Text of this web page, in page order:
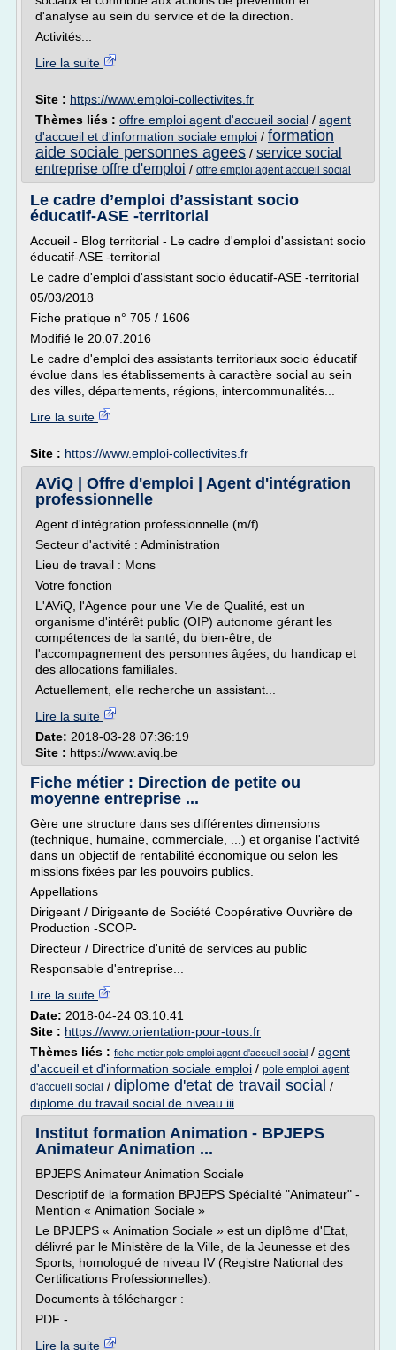
d'analyse au sein du service et de la direction.
Activités...
Lire la suite
Site : https://www.emploi-collectivites.fr
Thèmes liés : offre emploi agent d'accueil social / agent
d'accueil et d'information sociale emploi / formation
aide sociale personnes agees / service social
entreprise offre d'emploi / offre emploi agent accueil social
Le cadre d’emploi d’assistant socio
éducatif-ASE -territorial
Accueil - Blog territorial - Le cadre d'emploi d'assistant socio
éducatif-ASE -territorial
Le cadre d'emploi d'assistant socio éducatif-ASE -territorial
05/03/2018
Fiche pratique n° 705 / 1606
Modifié le 20.07.2016
Le cadre d'emploi des assistants territoriaux socio éducatif
évolue dans les établissements à caractère social au sein
des villes, départements, régions, intercommunalités...
Lire la suite
Site : https://www.emploi-collectivites.fr
AViQ | Offre d'emploi | Agent d'intégration
professionnelle
Agent d'intégration professionnelle (m/f)
Secteur d'activité : Administration
Lieu de travail : Mons
Votre fonction
L'AViQ, l'Agence pour une Vie de Qualité, est un
organisme d'intérêt public (OIP) autonome gérant les
compétences de la santé, du bien-être, de
l'accompagnement des personnes âgées, du handicap et
des allocations familiales.
Actuellement, elle recherche un assistant...
Lire la suite
Date: 2018-03-28 07:36:19
Site : https://www.aviq.be
Fiche métier : Direction de petite ou
moyenne entreprise ...
Gère une structure dans ses différentes dimensions
(technique, humaine, commerciale, ...) et organise l'activité
dans un objectif de rentabilité économique ou selon les
missions fixées par les pouvoirs publics.
Appellations
Dirigeant / Dirigeante de Société Coopérative Ouvrière de
Production -SCOP-
Directeur / Directrice d'unité de services au public
Responsable d'entreprise...
Lire la suite
Date: 2018-04-24 03:10:41
Site : https://www.orientation-pour-tous.fr
Thèmes liés : fiche metier pole emploi agent d'accueil social / agent
d'accueil et d'information sociale emploi / pole emploi agent
d'accueil social / diplome d'etat de travail social /
diplome du travail social de niveau iii
Institut formation Animation - BPJEPS
Animateur Animation ...
BPJEPS Animateur Animation Sociale
Descriptif de la formation BPJEPS Spécialité "Animateur" -
Mention « Animation Sociale »
Le BPJEPS « Animation Sociale » est un diplôme d'Etat,
délivré par le Ministère de la Ville, de la Jeunesse et des
Sports, homologué de niveau IV (Registre National des
Certifications Professionnelles).
Documents à télécharger :
PDF -...
Lire la suite